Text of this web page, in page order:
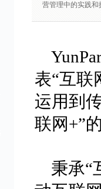
营管理中的实践和
表“互联
运用到
联网+”
秉承“